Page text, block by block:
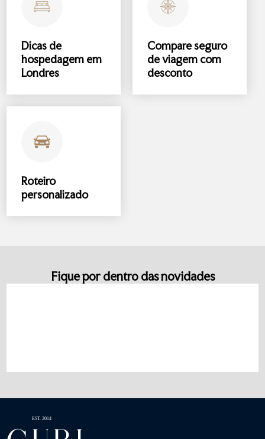
Dicas de
hospedagem em
Londres
Compareseguro
de viagem com
desconto
Roteiro
personalizado
Fique por dentro das novidades